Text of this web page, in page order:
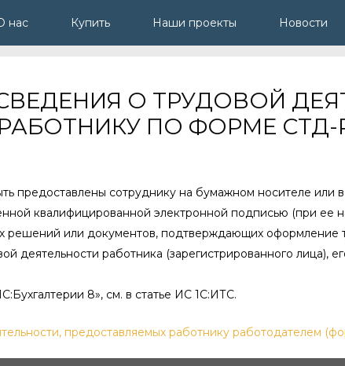
нас Купить Наши проекты Новости
СВЕДЕНИЯ О ТРУДОВОЙ
ПО ФОРМЕ СТД-
предоставлены сотруднику на бумажном носителе или
квалифицированной электронной подписью (при
решений или документов, подтверждающих
деятельности работника (зарегистрированного лица),
8», см. в статье ИС 1С:ИТС.
предоставляемых работнику работодателем